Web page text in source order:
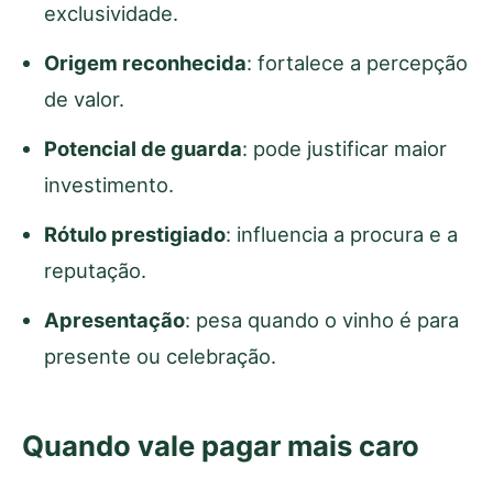
exclusividade.
Origem reconhecida: fortalece a percepção
de valor.
Potencial de guarda: pode justificar maior
investimento.
Rótulo prestigiado: influencia a procura e a
reputação.
Apresentação: pesa quando o vinho é para
presente ou celebração.
Quando vale pagar mais caro